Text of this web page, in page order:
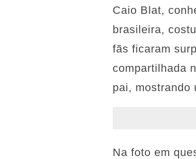
Caio Blat,
brasileira,
fãs ficaram
compartilhada
pai, mostrando
Na foto em